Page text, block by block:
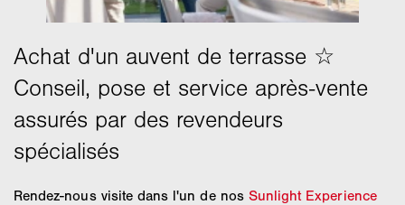
Rendez-nous visite dans l'un de nos Sunlight Experience